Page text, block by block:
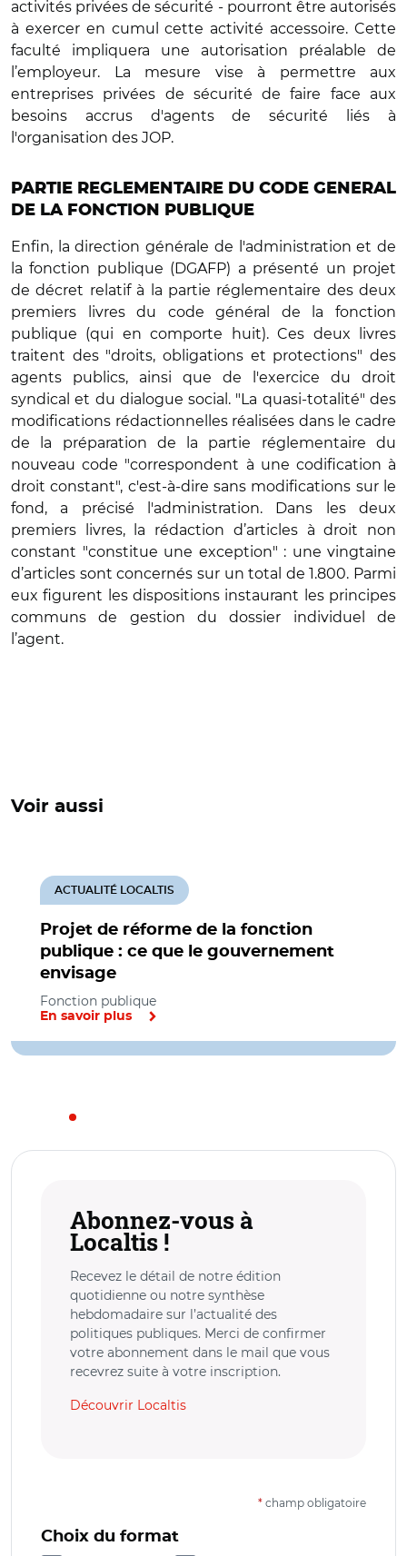
activités privées de sécurité - pourront être autorisés
à exercer en cumul cette activité accessoire. Cette
faculté impliquera une autorisation préalable de
l’employeur. La mesure vise à permettre aux
entreprises privées de sécurité de faire face aux
besoins accrus d'agents de sécurité liés à
l'organisation des JOP.
PARTIE REGLEMENTAIRE DU CODE GENERAL
DE LA FONCTION PUBLIQUE
Enfin, la direction générale de l'administration et de
la fonction publique (DGAFP) a présenté un projet
de décret relatif à la partie réglementaire des deux
premiers livres du code général de la fonction
publique (qui en comporte huit). Ces deux livres
traitent des "droits, obligations et protections" des
agents publics, ainsi que de l'exercice du droit
syndical et du dialogue social. "La quasi-totalité" des
modifications rédactionnelles réalisées dans le cadre
de la préparation de la partie réglementaire du
nouveau code "correspondent à une codification à
droit constant", c'est-à-dire sans modifications sur le
fond, a précisé l'administration. Dans les deux
premiers livres, la rédaction d’articles à droit non
constant "constitue une exception" : une vingtaine
d’articles sont concernés sur un total de 1.800. Parmi
eux figurent les dispositions instaurant les principes
communs de gestion du dossier individuel de
l’agent.
Voir aussi
Projet de réforme de la fonction
publique : ce que le gouvernement
envisage
ACTUALITÉ LOCALTIS
Fonction publique
En savoir plus
Abonnez-vous à
Localtis !
Recevez le détail de notre édition
quotidienne ou notre synthèse
hebdomadaire sur l’actualité des
politiques publiques. Merci de confirmer
votre abonnement dans le mail que vous
recevrez suite à votre inscription.
Découvrir Localtis
* champ obligatoire
Choix du format